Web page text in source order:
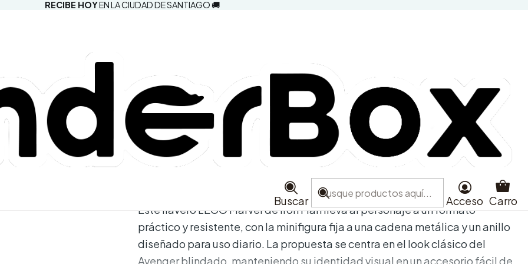
RECIBE HOYEN LA CIUDAD DE SANTIAGO 🚚
Buscar Acceso Carro
(854240)
Agregar a la lista de favoritos
Mostrar stock de ubicaciones
Este llavero LEGO Marvel de Iron Man lleva al personaje a un formato
práctico y resistente, con la minifigura fija a una cadena metálica y un anillo
diseñado para uso diario. La propuesta se centra en el look clásico del
Avenger blindado, manteniendo su identidad visual en un accesorio fácil de